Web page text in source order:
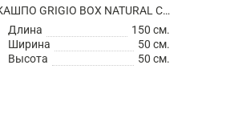
КАШПО GRIGIO BOX NATURAL CONCRETE
Длина
150 см.
Ширина
50 см.
Высота
50 см.